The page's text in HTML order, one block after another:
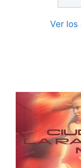
Ver los